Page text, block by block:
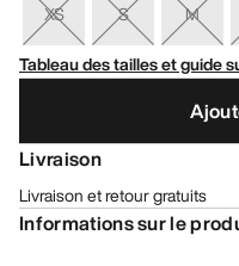
XS S M
Tableau des tailles et guide
Livraison
Livraison et retour gratuits
Informations sur le